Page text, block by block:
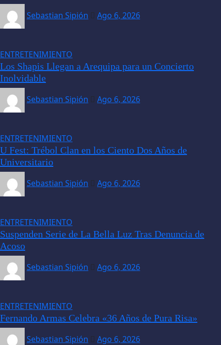
Sebastian Sipión
Ago 6, 2026
ENTRETENIMIENTO
Los Shapis Llegan a Arequipa para un Concierto
Inolvidable
Sebastian Sipión
Ago 6, 2026
ENTRETENIMIENTO
U Fest: Trébol Clan en los Ciento Dos Años de
Universitario
Sebastian Sipión
Ago 6, 2026
ENTRETENIMIENTO
Suspenden Serie de La Bella Luz Tras Denuncia de
Acoso
Sebastian Sipión
Ago 6, 2026
ENTRETENIMIENTO
Fernando Armas Celebra «36 Años de Pura Risa»
Sebastian Sipión
Ago 6, 2026